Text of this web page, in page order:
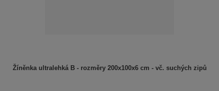
Žíněnka ultralehká B - rozměry 200x100x6 cm - vč. suchých zipů